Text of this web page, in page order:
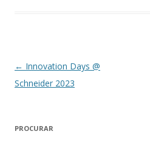
Navegação de artigos
← Innovation Days @
Schneider 2023
PROCURAR